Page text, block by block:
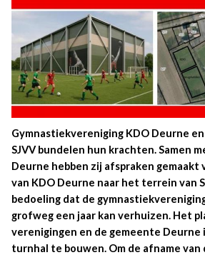
Gymnastiekvereniging KDO Deurne
SJVV bundelen hun krachten. Samen
Deurne hebben zij afspraken gemaakt
van KDO Deurne naar het terrein van
bedoeling dat de
grofweg een jaar kan verhuizen. Het
verenigingen en de gemeente Deurne
turnhal te bouwen. Om de afname